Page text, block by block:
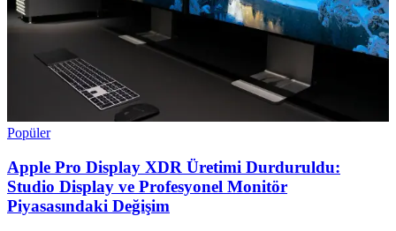
Popüler
Apple Pro Display XDR Üretimi Durduruldu:
Studio Display ve Profesyonel Monitör
Piyasasındaki Değişim